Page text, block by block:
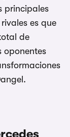
principales
es que
de
oponentes